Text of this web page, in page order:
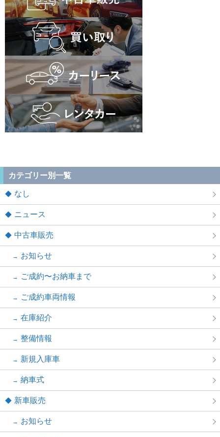
カテゴリー別一覧
なし
ニュース
中古車販売
お知らせ
ご成約〜お納車まで
ご成約車両情報
在庫紹介
整備情報
新規入庫車
納車式
新車販売
お知らせ